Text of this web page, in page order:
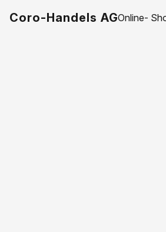
Coro-Handels AGOnline-